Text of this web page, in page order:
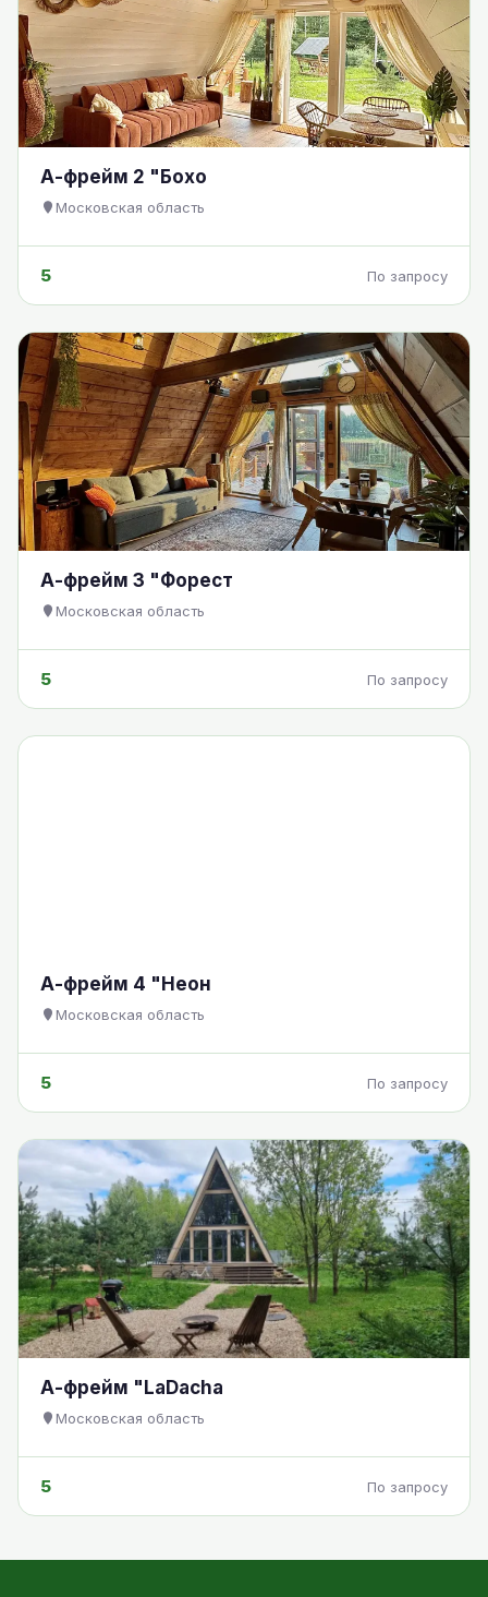
А-фрейм 2 "Бохо
Московская область
5 По запросу
А-фрейм 3 "Форест
Московская область
5 По запросу
А-фрейм 4 "Неон
Московская область
5 По запросу
А-фрейм "LaDacha
Московская область
5 По запросу